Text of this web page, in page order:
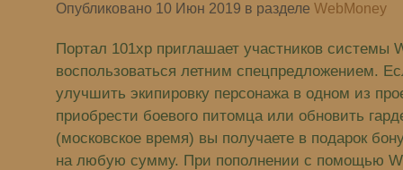
Опубликовано 10 Июн 2019 в разделе WebMoney
Портал 101xp приглашает участников системы
воспользоваться летним спецпредложением.
улучшить экипировку персонажа в одном из
приобрести боевого питомца или обновить
(московское время) вы получаете в подарок
на любую сумму. При пополнении c помощью